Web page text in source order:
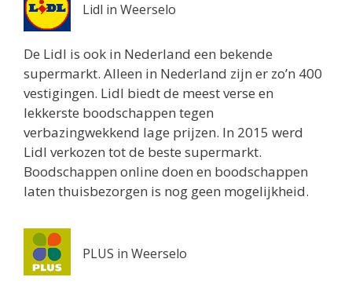
Lidl in Weerselo
De Lidl is ook in Nederland een bekende
supermarkt. Alleen in Nederland zijn er zo’n 400
vestigingen. Lidl biedt de meest verse en
lekkerste boodschappen tegen
verbazingwekkend lage prijzen. In 2015 werd
Lidl verkozen tot de beste supermarkt.
Boodschappen online doen en boodschappen
laten thuisbezorgen is nog geen mogelijkheid.
PLUS in Weerselo